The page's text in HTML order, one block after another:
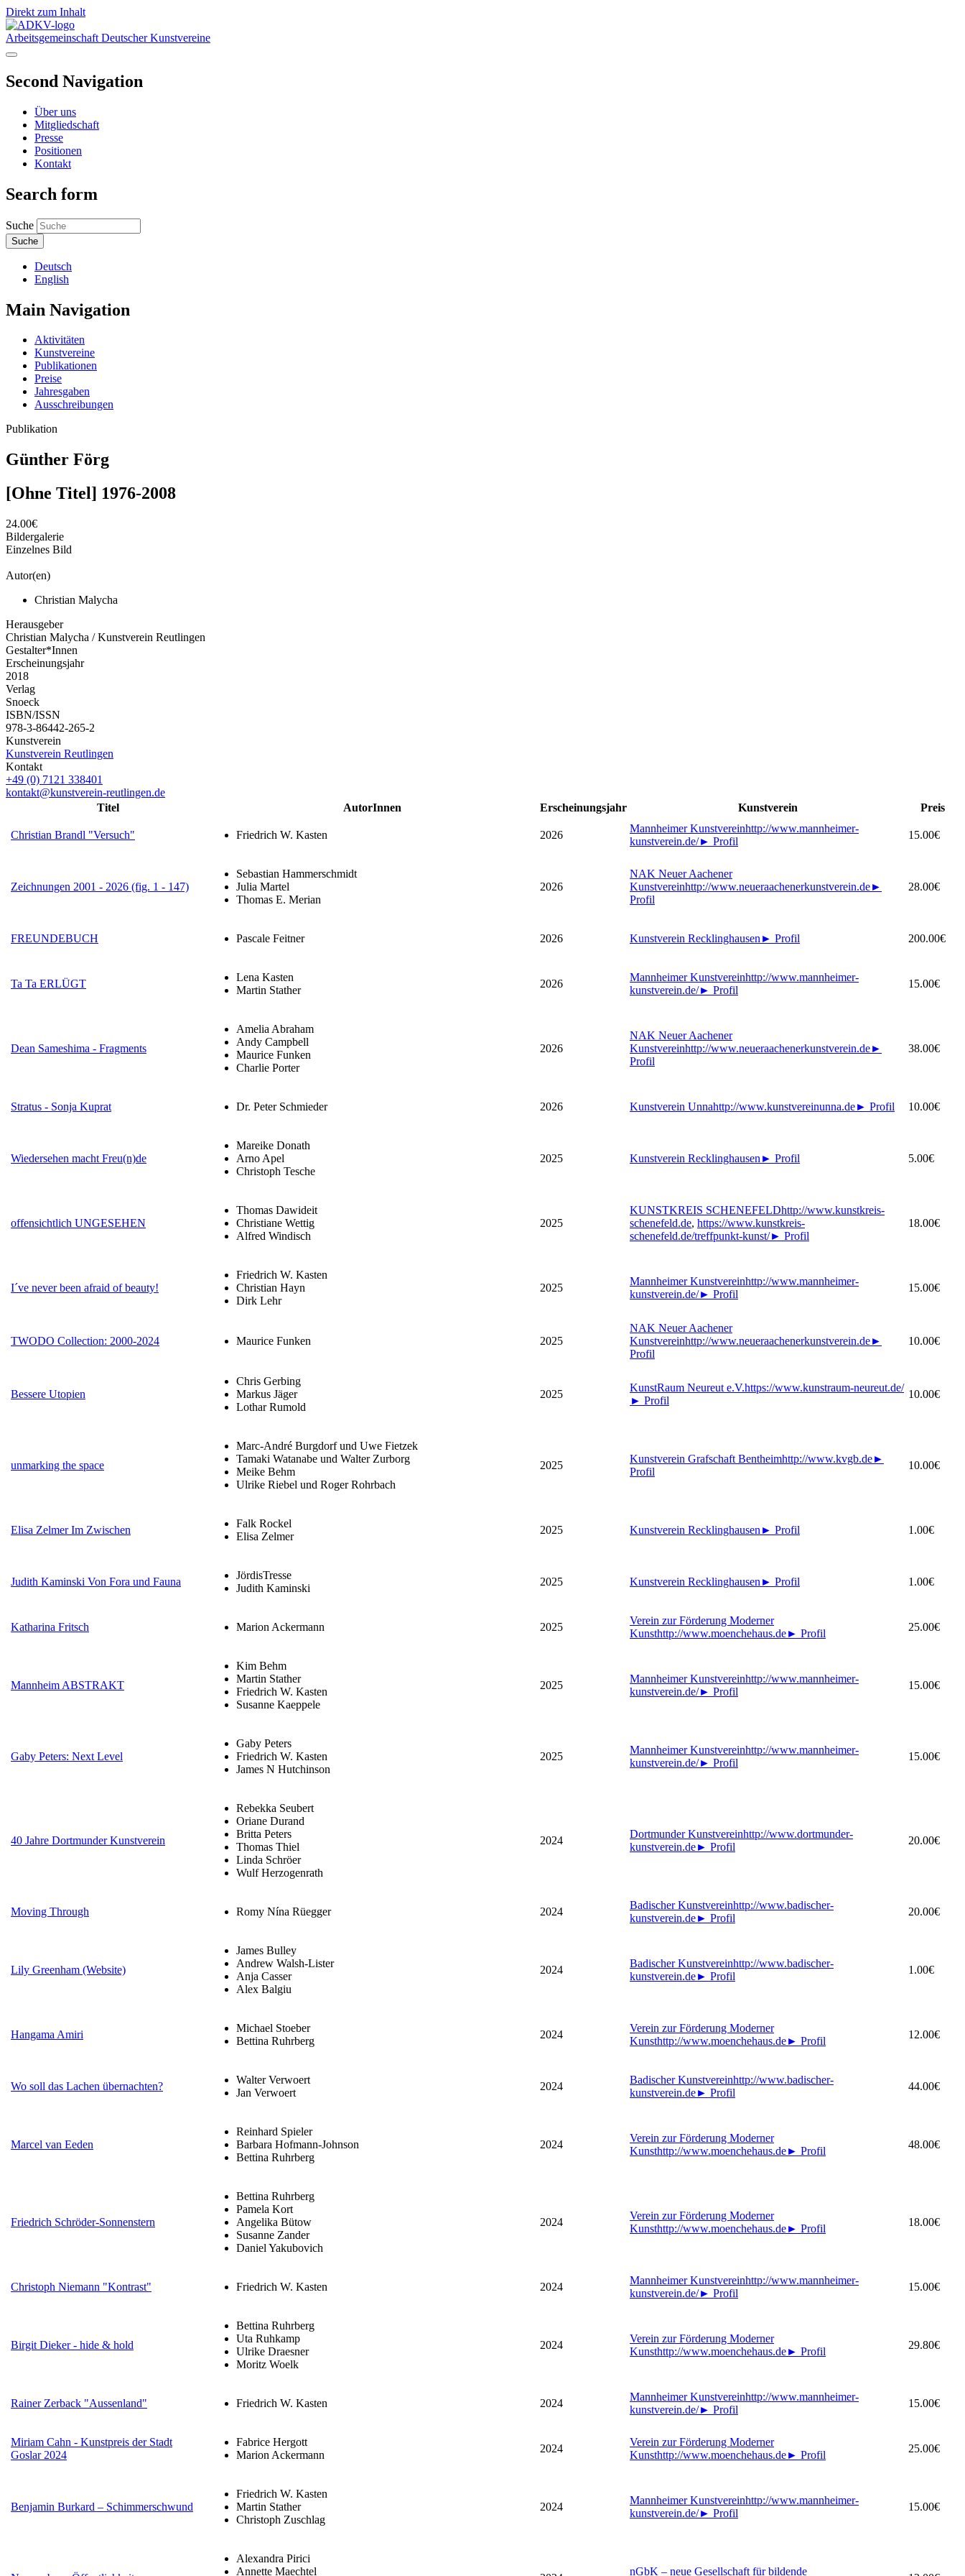
Direkt zum Inhalt
Arbeitsgemeinschaft Deutscher Kunstvereine
Second Navigation
Über uns
Mitgliedschaft
Presse
Positionen
Kontakt
Search form
Suche
Deutsch
English
Main Navigation
Aktivitäten
Kunstvereine
Publikationen
Preise
Jahresgaben
Ausschreibungen
Publikation
Günther Förg
[Ohne Titel] 1976-2008
24.00€
Bildergalerie
Einzelnes Bild
Autor(en)
Christian Malycha
Herausgeber
Christian Malycha / Kunstverein Reutlingen
Gestalter*Innen
Erscheinungsjahr
2018
Verlag
Snoeck
ISBN/ISSN
978-3-86442-265-2
Kunstverein
Kunstverein Reutlingen
Kontakt
+49 (0) 7121 338401
kontakt@kunstverein-reutlingen.de
Titel
AutorInnen Erscheinungsjahr Kunstverein Preis
Christian Brandl "Versuch" Friedrich W. Kasten 2026
Mannheimer Kunstvereinhttp://www.mannheimer-
kunstverein.de/► Profil
15.00€
Zeichnungen 2001 - 2026 (fig. 1 - 147)
Sebastian Hammerschmidt
Julia Martel
Thomas E. Merian
2026
NAK Neuer Aachener
Kunstvereinhttp://www.neueraachenerkunstverein.de►
Profil
28.00€
FREUNDEBUCH Pascale Feitner 2026 Kunstverein Recklinghausen ► Profil 200.00€
Ta Ta ERLÜGT
Lena Kasten
Martin Stather
2026
Mannheimer Kunstvereinhttp://www.mannheimer-
kunstverein.de/► Profil
15.00€
Dean Sameshima - Fragments
Amelia Abraham
Andy Campbell
Maurice Funken
Charlie Porter
2026
NAK Neuer Aachener
Kunstvereinhttp://www.neueraachenerkunstverein.de►
Profil
38.00€
Stratus - Sonja Kuprat Dr. Peter Schmieder 2026 Kunstverein Unnahttp://www.kunstvereinunna.de► Profil 10.00€
Wiedersehen macht Freu(n)de
Mareike Donath
Arno Apel
Christoph Tesche
2025 Kunstverein Recklinghausen ► Profil 5.00€
offensichtlich UNGESEHEN
Thomas Dawideit
Christiane Wettig
Alfred Windisch
2025
KUNSTKREIS SCHENEFELDhttp://www.kunstkreis-
schenefeld.de, https://www.kunstkreis-
schenefeld.de/treffpunkt-kunst/► Profil
18.00€
I´ve never been afraid of beauty!
Friedrich W. Kasten
Christian Hayn
Dirk Lehr
2025
Mannheimer Kunstvereinhttp://www.mannheimer-
kunstverein.de/► Profil
15.00€
TWODO Collection: 2000-2024 Maurice Funken 2025
NAK Neuer Aachener
Kunstvereinhttp://www.neueraachenerkunstverein.de►
Profil
10.00€
Bessere Utopien
Chris Gerbing
Markus Jäger
Lothar Rumold
2025
KunstRaum Neureut e.V.https://www.kunstraum-neureut.de/
► Profil
10.00€
unmarking the space
Marc-André Burgdorf und Uwe Fietzek
Tamaki Watanabe und Walter Zurborg
Meike Behm
Ulrike Riebel und Roger Rohrbach
2025
Kunstverein Grafschaft Bentheimhttp://www.kvgb.de►
Profil
10.00€
Elisa Zelmer Im Zwischen
Falk Rockel
Elisa Zelmer
2025 Kunstverein Recklinghausen ► Profil 1.00€
Judith Kaminski Von Fora und Fauna
JördisTresse
Judith Kaminski
2025 Kunstverein Recklinghausen ► Profil 1.00€
Katharina Fritsch Marion Ackermann 2025
Verein zur Förderung Moderner
Kunsthttp://www.moenchehaus.de► Profil
25.00€
Mannheim ABSTRAKT
Kim Behm
Martin Stather
Friedrich W. Kasten
Susanne Kaeppele
2025
Mannheimer Kunstvereinhttp://www.mannheimer-
kunstverein.de/► Profil
15.00€
Gaby Peters: Next Level
Gaby Peters
Friedrich W. Kasten
James N Hutchinson
2025
Mannheimer Kunstvereinhttp://www.mannheimer-
kunstverein.de/► Profil
15.00€
40 Jahre Dortmunder Kunstverein
Rebekka Seubert
Oriane Durand
Britta Peters
Thomas Thiel
Linda Schröer
Wulf Herzogenrath
2024
Dortmunder Kunstvereinhttp://www.dortmunder-
kunstverein.de► Profil
20.00€
Moving Through Romy Nína Rüegger 2024
Badischer Kunstvereinhttp://www.badischer-
kunstverein.de► Profil
20.00€
Lily Greenham (Website)
James Bulley
Andrew Walsh-Lister
Anja Casser
Alex Balgiu
2024
Badischer Kunstvereinhttp://www.badischer-
kunstverein.de► Profil
1.00€
Hangama Amiri
Michael Stoeber
Bettina Ruhrberg
2024
Verein zur Förderung Moderner
Kunsthttp://www.moenchehaus.de► Profil
12.00€
Wo soll das Lachen übernachten?
Walter Verwoert
Jan Verwoert
2024
Badischer Kunstvereinhttp://www.badischer-
kunstverein.de► Profil
44.00€
Marcel van Eeden
Reinhard Spieler
Barbara Hofmann-Johnson
Bettina Ruhrberg
2024
Verein zur Förderung Moderner
Kunsthttp://www.moenchehaus.de► Profil
48.00€
Friedrich Schröder-Sonnenstern
Bettina Ruhrberg
Pamela Kort
Angelika Bütow
Susanne Zander
Daniel Yakubovich
2024
Verein zur Förderung Moderner
Kunsthttp://www.moenchehaus.de► Profil
18.00€
Christoph Niemann "Kontrast" Friedrich W. Kasten 2024
Mannheimer Kunstvereinhttp://www.mannheimer-
kunstverein.de/► Profil
15.00€
Birgit Dieker - hide & hold
Bettina Ruhrberg
Uta Ruhkamp
Ulrike Draesner
Moritz Woelk
2024
Verein zur Förderung Moderner
Kunsthttp://www.moenchehaus.de► Profil
29.80€
Rainer Zerback "Aussenland" Friedrich W. Kasten 2024
Mannheimer Kunstvereinhttp://www.mannheimer-
kunstverein.de/► Profil
15.00€
Miriam Cahn - Kunstpreis der Stadt
Goslar 2024
Fabrice Hergott
Marion Ackermann
2024
Verein zur Förderung Moderner
Kunsthttp://www.moenchehaus.de► Profil
25.00€
Benjamin Burkard – Schimmerschwund
Friedrich W. Kasten
Martin Stather
Christoph Zuschlag
2024
Mannheimer Kunstvereinhttp://www.mannheimer-
kunstverein.de/► Profil
15.00€
Alexandra Pirici
Annette Maechtel
nGbK – neue Gesellschaft für bildende